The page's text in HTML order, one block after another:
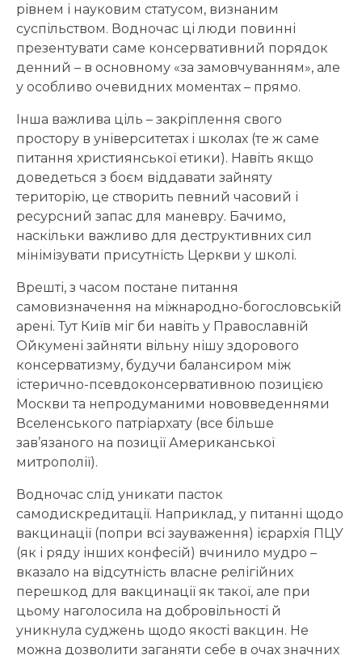
рівнем і науковим статусом, визнаним
суспільством. Водночас ці люди повинні
презентувати саме консервативний порядок
денний – в основному «за замовчуванням», але
у особливо очевидних моментах – прямо.
Інша важлива ціль – закріплення свого
простору в університетах і школах (те ж саме
питання християнської етики). Навіть якщо
доведеться з боєм віддавати зайняту
територію, це створить певний часовий і
ресурсний запас для маневру. Бачимо,
наскільки важливо для деструктивних сил
мінімізувати присутність Церкви у школі.
Врешті, з часом постане питання
самовизначення на міжнародно-богословській
арені. Тут Київ міг би навіть у Православній
Ойкумені зайняти вільну нішу здорового
консерватизму, будучи балансиром між
істерично-псевдоконсервативною позицією
Москви та непродуманими нововведеннями
Вселенського патріархату (все більше
зав’язаного на позиції Американської
митрополії).
Водночас слід уникати пасток
самодискредитації. Наприклад, у питанні щодо
вакцинації (попри всі зауваження) ієрархія ПЦУ
(як і ряду інших конфесій) вчинило мудро –
вказало на відсутність власне релігійних
перешкод для вакцинації як такої, але при
цьому наголосила на добровільності й
уникнула суджень щодо якості вакцин. Не
можна дозволити заганяти себе в очах значних